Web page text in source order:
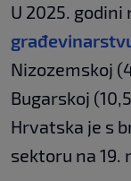
U 2025.
Nizozemskoj
Bugarskoj
Hrvatska je s
sektoru na 19.